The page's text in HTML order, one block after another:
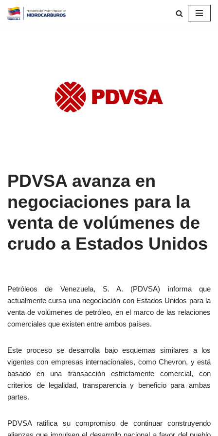
PDVSA avanza en
negociaciones para la
venta de volúmenes de
crudo a Estados Unidos
Petróleos de Venezuela, S. A. (PDVSA) informa que
actualmente cursa una negociación con Estados Unidos para la
venta de volúmenes de petróleo, en el marco de las relaciones
comerciales que existen entre ambos países.
Este proceso se desarrolla bajo esquemas similares a los
vigentes con empresas internacionales, como Chevron, y está
basado en una transacción estrictamente comercial, con
criterios de legalidad, transparencia y beneficio para ambas
partes.
PDVSA ratifica su compromiso de continuar construyendo